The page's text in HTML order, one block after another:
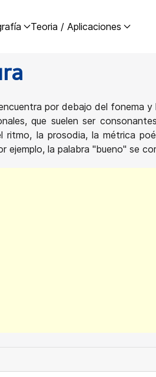
Teoria / Aplicaciones
por debajo del fonema
que suelen ser
la prosodia, la métrica
ejemplo, la palabra "bueno" se